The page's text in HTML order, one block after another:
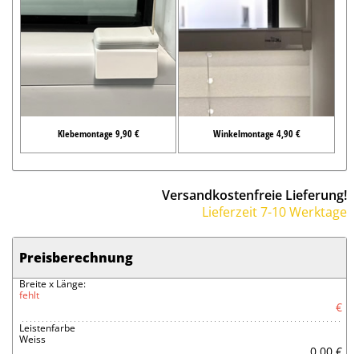
Klebemontage 9,90 € Winkelmontage 4,90 €
Versandkostenfreie Lieferung!
Lieferzeit 7-10 Werktage
Preisberechnung
Breite x Länge:
fehlt
€
Leistenfarbe
Weiss